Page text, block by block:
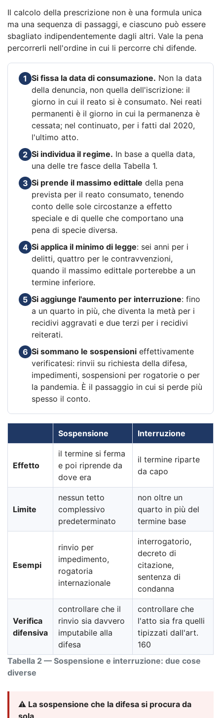
Il calcolo della prescrizione non è una formula unica
ma una sequenza di passaggi, e ciascuno può essere
sbagliato indipendentemente dagli altri. Vale la pena
percorrerli nell'ordine in cui li percorre chi difende.
1 Si fissa la data di consumazione. Non la data
della denuncia, non quella dell'iscrizione: il
giorno in cui il reato si è consumato. Nei reati
permanenti è il giorno in cui la permanenza è
cessata; nel continuato, per i fatti dal 2020,
l'ultimo atto.
2 Si individua il regime. In base a quella data,
una delle tre fasce della Tabella 1.
3 Si prende il massimo edittale della pena
prevista per il reato consumato, tenendo
conto delle sole circostanze a effetto
speciale e di quelle che comportano una
pena di specie diversa.
4 Si applica il minimo di legge: sei anni per i
delitti, quattro per le contravvenzioni,
quando il massimo edittale porterebbe a un
termine inferiore.
5 Si aggiunge l'aumento per interruzione: fino
a un quarto in più, che diventa la metà per i
recidivi aggravati e due terzi per i recidivi
reiterati.
6 Si sommano le sospensioni effettivamente
verificatesi: rinvii su richiesta della difesa,
impedimenti, sospensioni per rogatorie o per
la pandemia. È il passaggio in cui si perde più
spesso il conto.
Tabella 2 — Sospensione e interruzione: due cose
diverse
Sospensione Interruzione
Effetto
il termine si ferma
e poi riprende da
dove era
il termine riparte
da capo
Limite
nessun tetto
complessivo
predeterminato
non oltre un
quarto in più del
termine base
Esempi
rinvio per
impedimento,
rogatoria
internazionale
interrogatorio,
decreto di
citazione,
sentenza di
condanna
Verifica
difensiva
controllare che il
rinvio sia davvero
imputabile alla
difesa
controllare che
l'atto sia fra quelli
tipizzati dall'art.
160
⚠️ La sospensione che la difesa si procura da
sola